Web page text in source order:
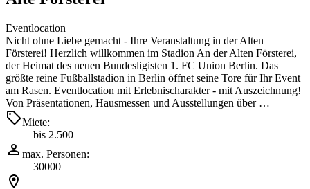
Eventlocation
Nicht ohne Liebe gemacht - Ihre Veranstaltung in der Alten
Försterei! Herzlich willkommen im Stadion An der Alten Försterei,
der Heimat des neuen Bundesligisten 1. FC Union Berlin. Das
größte reine Fußballstadion in Berlin öffnet seine Tore für Ihr Event
am Rasen. Eventlocation mit Erlebnischarakter - mit Auszeichnung!
Von Präsentationen, Hausmessen und Ausstellungen über …
Miete:
bis 2.500
max. Personen:
30000